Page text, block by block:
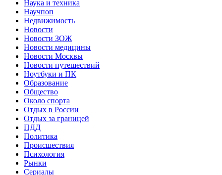
Наука и техника
Научпоп
Недвижимость
Новости
Новости ЗОЖ
Новости медицины
Новости Москвы
Новости путешествий
Ноутбуки и ПК
Образование
Общество
Около спорта
Отдых в России
Отдых за границей
ПДД
Политика
Происшествия
Психология
Рынки
Сериалы